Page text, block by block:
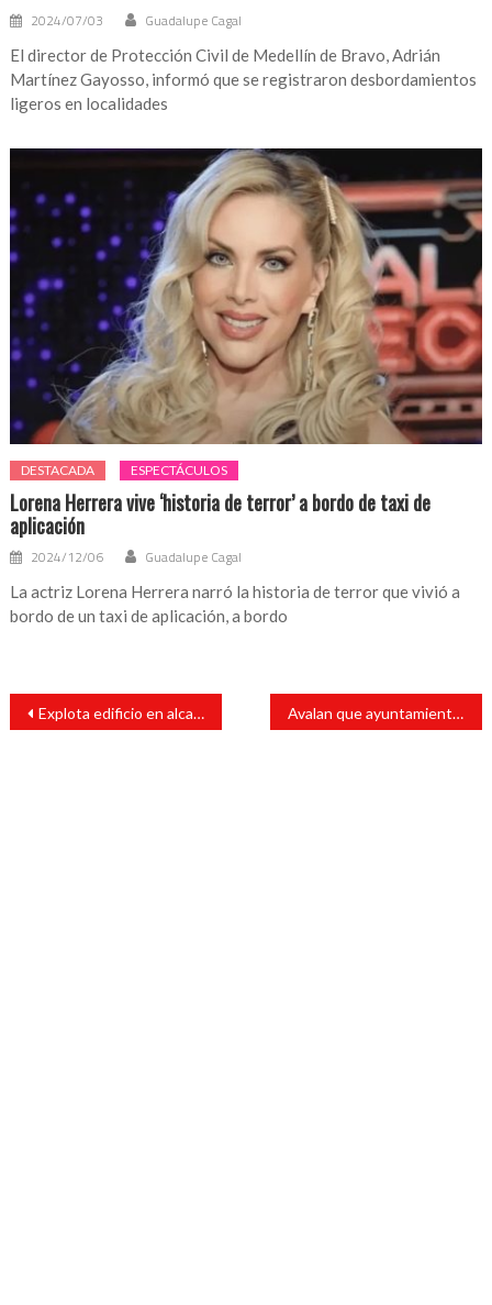
2024/07/03 Guadalupe Cagal
El director de Protección Civil de Medellín de Bravo, Adrián
Martínez Gayosso, informó que se registraron desbordamientos
ligeros en localidades
DESTACADA ESPECTÁCULOS
Lorena Herrera vive ‘historia de terror’ a bordo de taxi de
aplicación
2024/12/06 Guadalupe Cagal
La actriz Lorena Herrera narró la historia de terror que vivió a
bordo de un taxi de aplicación, a bordo
Navegación
entradas
Explota edificio en alcaldía Coyoacán Avalan que ayuntamiento de Papantla done terreno para un telebachillerato